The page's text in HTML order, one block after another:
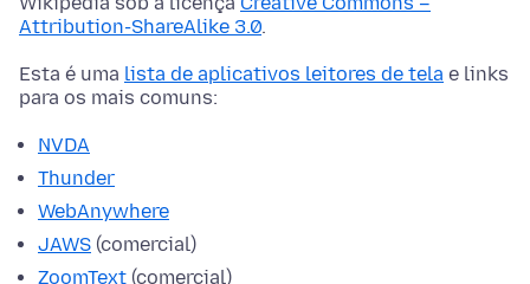
Attribution-ShareAlike 3.0.
Esta é uma lista de aplicativos leitores de tela e links
para os mais comuns:
NVDA
Thunder
WebAnywhere
JAWS (comercial)
ZoomText (comercial)